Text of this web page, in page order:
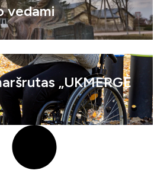
vedami
„UKMERGĖ